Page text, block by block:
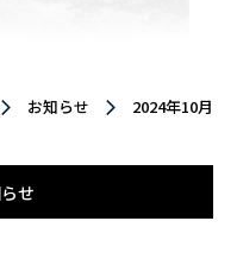
お知らせ 2024年10月
せ